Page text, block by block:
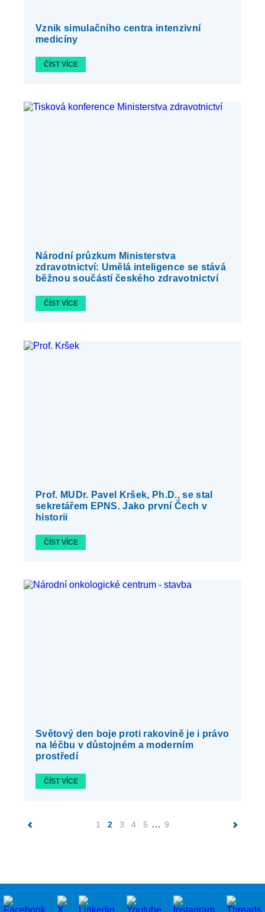
Vznik simulačního centra intenzivní
medicíny
ČÍST VÍCE
Národní průzkum Ministerstva
zdravotnictví: Umělá inteligence se stává
běžnou součástí českého zdravotnictví
ČÍST VÍCE
Prof. MUDr. Pavel Kršek, Ph.D., se stal
sekretářem EPNS. Jako první Čech v
historii
ČÍST VÍCE
Světový den boje proti rakovině je i právo
na léčbu v důstojném a moderním
prostředí
ČÍST VÍCE
1 2 3 4 5 … 9